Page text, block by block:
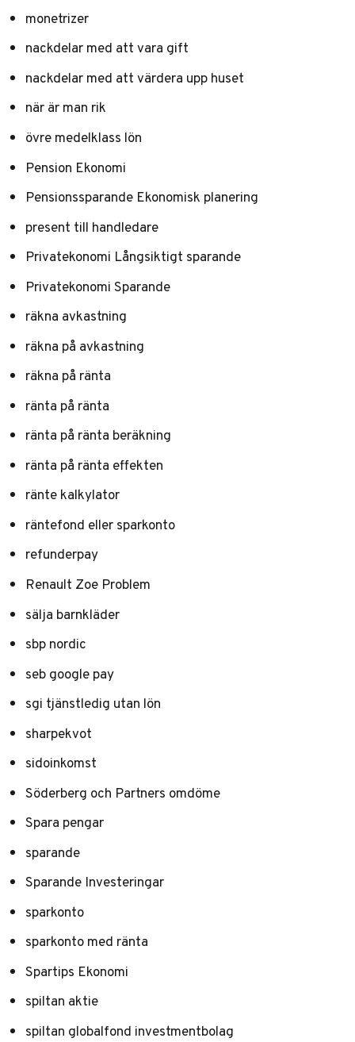
monetrizer
nackdelar med att vara gift
nackdelar med att värdera upp huset
när är man rik
övre medelklass lön
Pension Ekonomi
Pensionssparande Ekonomisk planering
present till handledare
Privatekonomi Långsiktigt sparande
Privatekonomi Sparande
räkna avkastning
räkna på avkastning
räkna på ränta
ränta på ränta
ränta på ränta beräkning
ränta på ränta effekten
ränte kalkylator
räntefond eller sparkonto
refunderpay
Renault Zoe Problem
sälja barnkläder
sbp nordic
seb google pay
sgi tjänstledig utan lön
sharpekvot
sidoinkomst
Söderberg och Partners omdöme
Spara pengar
sparande
Sparande Investeringar
sparkonto
sparkonto med ränta
Spartips Ekonomi
spiltan aktie
spiltan globalfond investmentbolag